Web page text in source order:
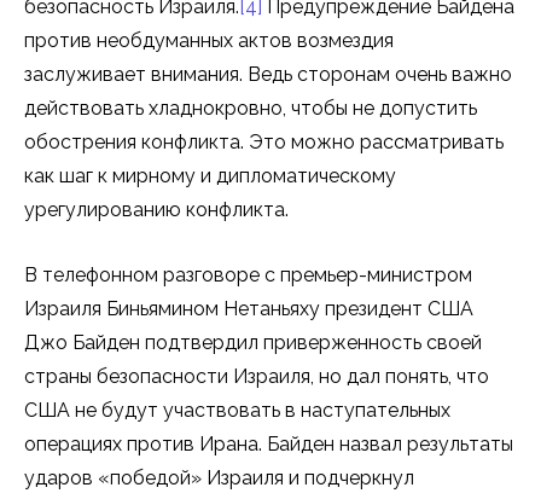
безопасность Израиля. [4]
Предупреждение Байдена
против необдуманных актов возмездия
заслуживает внимания. Ведь сторонам очень важно
действовать хладнокровно, чтобы не допустить
обострения конфликта. Это можно рассматривать
как шаг к мирному и дипломатическому
урегулированию конфликта.
В телефонном разговоре с премьер-министром
Израиля Биньямином Нетаньяху президент США
Джо Байден подтвердил приверженность своей
страны безопасности Израиля, но дал понять, что
США не будут участвовать в наступательных
операциях против Ирана. Байден назвал результаты
ударов «победой» Израиля и подчеркнул